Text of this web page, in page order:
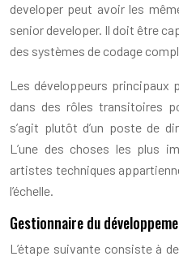
developer peut avoir les
senior developer. Il doit être
des systèmes de codage
Les développeurs principaux
dans des rôles transitoires
s’agit plutôt d’un poste de
L’une des choses les plus
artistes techniques
l’échelle.
Gestionnaire du
L’étape suivante consiste à